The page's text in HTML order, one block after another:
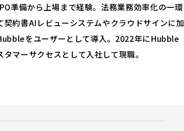
準備から上場まで経験。法務業務効率化の一環
契約書AIレビューシステムやクラウドサインに加
をユーザーとして導入。2022年にHubble
タマーサクセスとして入社して現職。